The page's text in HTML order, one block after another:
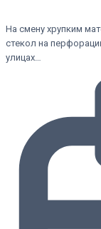
На смену хрупким
стекол на
улицах…